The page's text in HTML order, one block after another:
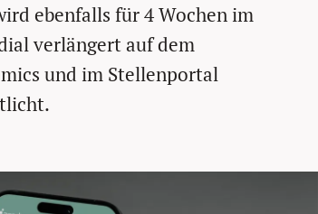
ebenfalls für 4 Wochen im
verlängert auf dem
und im Stellenportal